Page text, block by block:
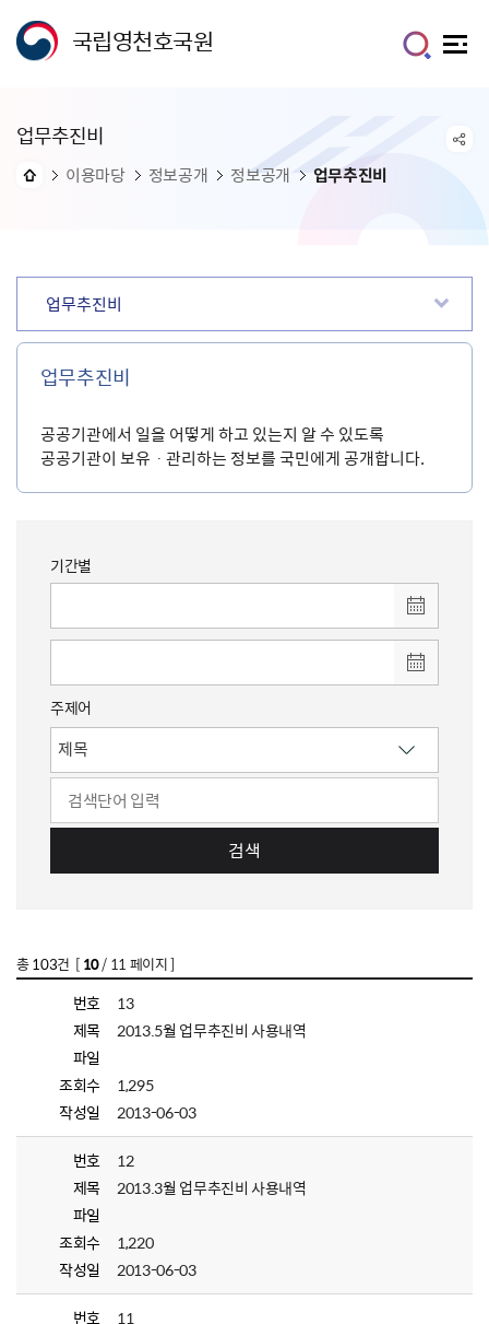
국립영천호국원
업무추진비
이용마당 정보공개 정보공개 업무추진비
업무추진비
업무추진비
공공기관에서 일을 어떻게 하고 있는지 알 수 있도록
공공기관이 보유ㆍ관리하는 정보를 국민에게 공개합니다.
기간별
주제어
검색
총103건 [ 10/ 11 페이지 ]
번호
13
제목
2013.5월 업무추진비 사용내역
파일
조회수
1,295
작성일
2013-06-03
번호
12
제목
2013.3월 업무추진비 사용내역
파일
조회수
1,220
작성일
2013-06-03
번호
11